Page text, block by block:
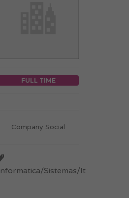
FULL TIME
Company Social
Sistemas/It